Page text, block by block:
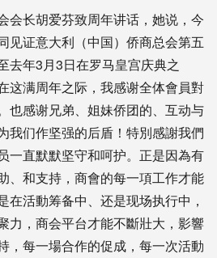
会长胡爱芬致周年讲话，她说，今
见证意大利（中国）侨商总会第五
去年3月3日在罗马皇宫庆典之
这满周年之际，我感谢全体會員對
也感谢兄弟、姐妹侨团的、互动与
我们作坚强的后盾！特別感謝我們
一直默默坚守和呵护。正是因為有
、和支持，商會的每一項工作才能
在活動筹备中、还是现场执行中，
力，商会平台才能不斷壯大，影響
，每一場合作的促成，每一次活動